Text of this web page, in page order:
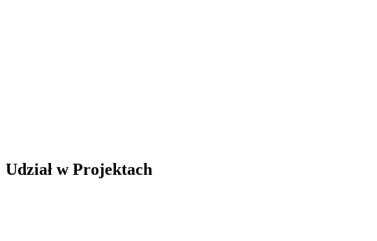
Udział w Projektach